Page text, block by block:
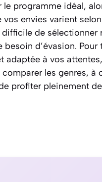
programme idéal,
envies varient selon
de sélectionner
d’évasion. Pour
adaptée à vos
les genres, à
profiter pleinement